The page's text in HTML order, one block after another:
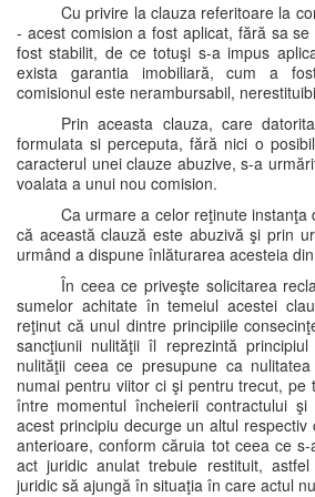
Cu privire la clauza referitoare la
- acest comision a fost aplicat, fără sa
fost stabilit, de ce totuşi s-a impus
exista garantia imobiliară, cum a
comisionul este nerambursabil,
Prin aceasta clauza, care
formulata si perceputa, fără nici o
caracterul unei clauze abuzive, s-a
voalata a unui nou comision.
Ca urmare a celor reţinute instanţa
că această clauză este abuzivă şi prin
urmând a dispune înlăturarea acesteia
În ceea ce priveşte solicitarea
sumelor achitate în temeiul acestei
reţinut că unul dintre principiile
sancţiunii nulităţii îl reprezintă principiul
nulităţii ceea ce presupune ca
numai pentru viitor ci şi pentru trecut, pe
între momentul încheierii contractului şi
acest principiu decurge un altul respectiv
anterioare, conform căruia tot ceea ce
act juridic anulat trebuie restituit,
juridic să ajungă în situaţia în care actul